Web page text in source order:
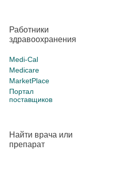
Работники
здравоохранения
Medi-Cal
Medicare
MarketPlace
Портал
поставщиков
Найти врача или
препарат